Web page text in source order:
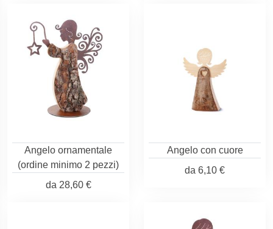
Angelo ornamentale
(ordine minimo 2 pezzi)
da 28,60 €
Angelo con cuore
da 6,10 €